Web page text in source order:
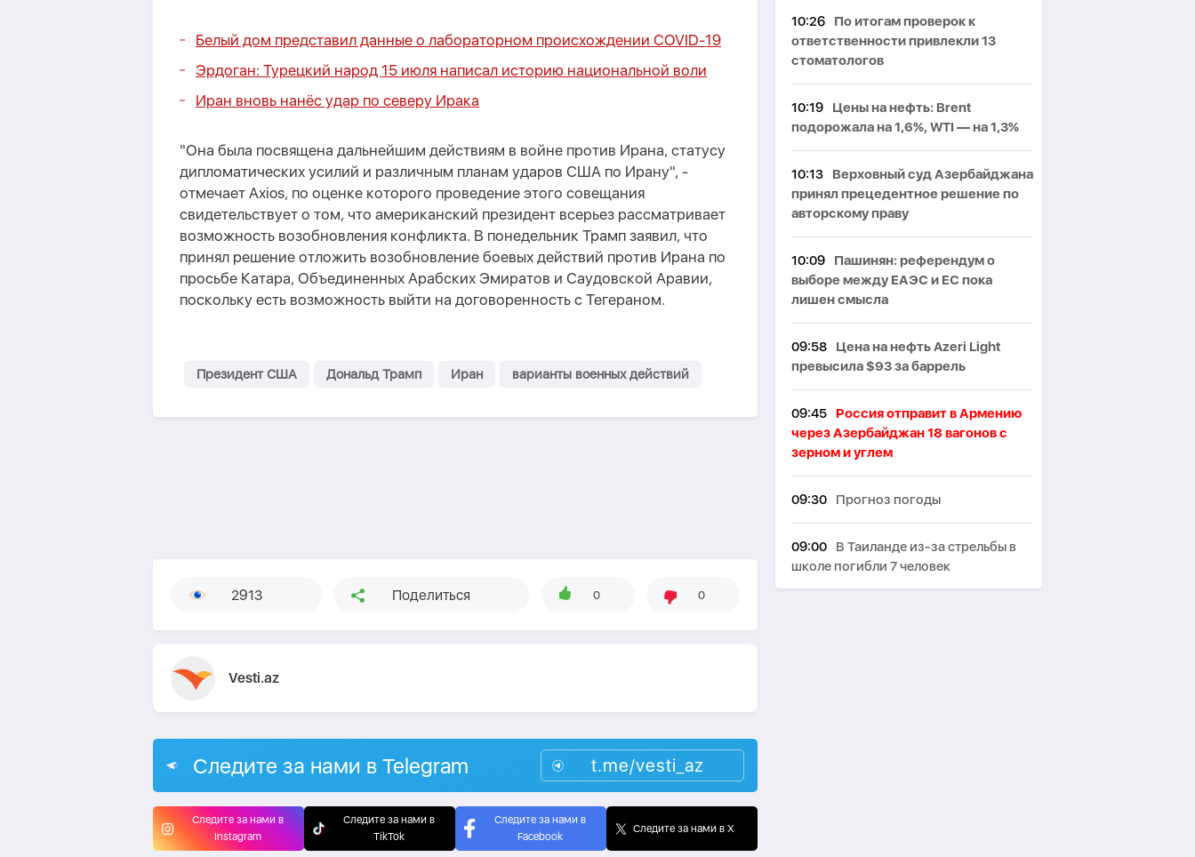
Белый дом представил данные о лабораторном происхождении COVID-19
Эрдоган: Турецкий народ 15 июля написал историю национальной воли
Иран вновь нанёс удар по северу Ирака
"Она была посвящена дальнейшим действиям в войне против Ирана, статусу
дипломатических усилий и различным планам ударов США по Ирану", -
отмечает Axios, по оценке которого проведение этого совещания
свидетельствует о том, что американский президент всерьез рассматривает
возможность возобновления конфликта. В понедельник Трамп заявил, что
принял решение отложить возобновление боевых действий против Ирана по
просьбе Катара, Объединенных Арабских Эмиратов и Саудовской Аравии,
поскольку есть возможность выйти на договоренность с Тегераном.
Президент США Дональд Трамп Иран варианты военных действий
2913 Поделиться 0 0
Vesti.az
Следите за нами в Telegram t.me/vesti_az
Следите за нами в
Instagram
Следите за нами в
TikTok
Следите за нами в
Facebook
Следите за нами в X
10:26
По итогам проверок к
ответственности привлекли 13
стоматологов
10:19
Цены на нефть: Brent
подорожала на 1,6%, WTI — на 1,3%
10:13
Верховный суд Азербайджана
принял прецедентное решение по
авторскому праву
10:09
Пашинян: референдум о
выборе между ЕАЭС и ЕС пока
лишен смысла
09:58
Цена на нефть Azeri Light
превысила $93 за баррель
09:45
Россия отправит в Армению
через Азербайджан 18 вагонов с
зерном и углем
09:30 Прогноз погоды
09:00
В Таиланде из-за стрельбы в
школе погибли 7 человек